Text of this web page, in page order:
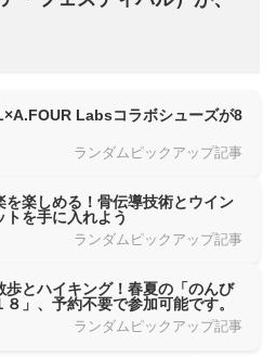
Labsコラボシューズが8
ランダムピックアップ記事
を楽しめる！骨伝導技術とウイン
を手に入れよう
ランダムピックアップ記事
とハイキング！春夏の「のんび
」、予約不要で参加可能です。
ランダムピックアップ記事